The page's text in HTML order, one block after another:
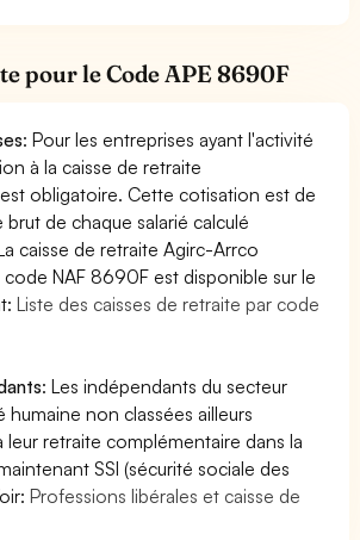
pour le Code APE 8690F
: Pour les entreprises ayant l'activité
à la caisse de retraite
obligatoire. Cette cotisation est de
de chaque salarié calculé
caisse de retraite Agirc-Arrco
NAF 8690F est disponible sur le
Liste des caisses de retraite par code
: Les indépendants du secteur
humaine non classées ailleurs
retraite complémentaire dans la
SSI (sécurité sociale des
Professions libérales et caisse de